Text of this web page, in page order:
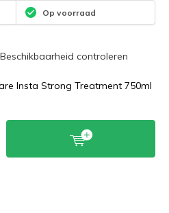
Op voorraad
Beschikbaarheid controleren
Insta Strong Treatment 750ml